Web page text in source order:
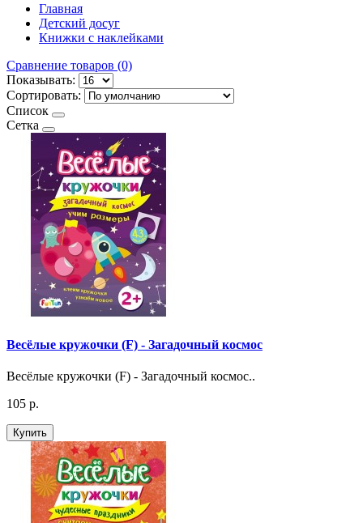
Главная
Детский досуг
Книжки с наклейками
Сравнение товаров (0)
Показывать:
Сортировать:
Список
Сетка
Весёлые кружочки (F) - Загадочный космос
Весёлые кружочки (F) - Загадочный космос..
105 р.
Купить